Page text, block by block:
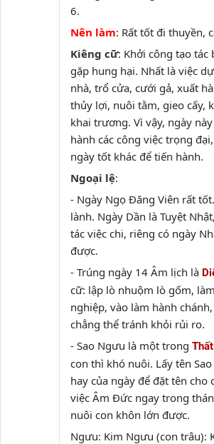
6.
Nên làm: Rất tốt đi thuyền,
Kiêng cữ: Khởi công tạo tác
gặp hung hại. Nhất là việc
nhà, trổ cửa, cưới gả, xuất
thủy lợi, nuôi tằm, gieo cấy,
khai trương. Vì vậy, ngày
hành các công việc trọng
ngày tốt khác để tiến hành.
Ngoại lệ:
- Ngày Ngọ Đăng Viên rất
lành. Ngày Dần là Tuyệt
tác việc chi, riêng có ngày
được.
- Trúng ngày 14 Âm lịch là
cữ: lập lò nhuộm lò gốm,
nghiệp, vào làm hành
chẳng thể tránh khỏi rủi ro.
- Sao Ngưu là một trong
con thì khó nuôi. Lấy tên
hay của ngày để đặt tên cho
việc Âm Đức ngay trong
nuôi con khôn lớn được.
Ngưu: Kim Ngưu (con trâu):